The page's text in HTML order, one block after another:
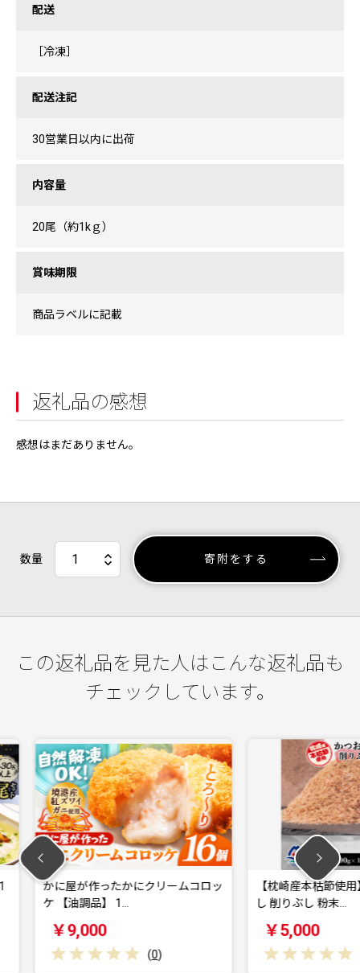
配送
［冷凍］
配送注記
30営業日以内に出荷
内容量
20尾（約1kｇ）
賞味期限
商品ラベルに記載
返礼品の感想
感想はまだありません。
数量 寄附をする
この返礼品を見た人はこんな返礼品も
チェックしています。
リームコロッ
【枕崎産本枯節使用】かつおかれぶ
し 削りぶし 粉末…
青森県
たて